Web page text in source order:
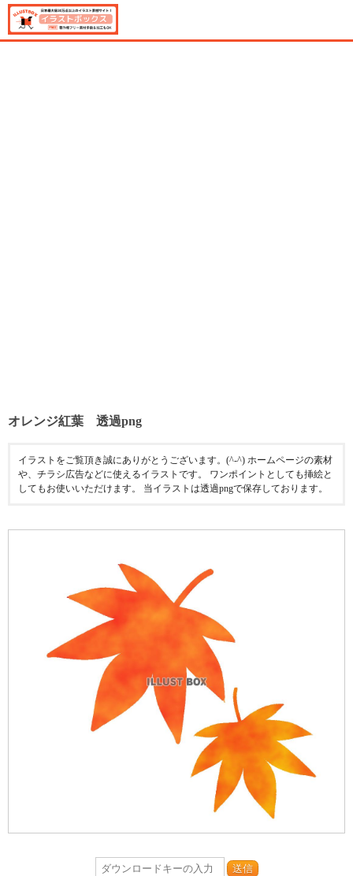
オレンジ紅葉 透過png
イラストをご覧頂き誠にありがとうございます。(^-^) ホームページの素材
や、チラシ広告などに使えるイラストです。 ワンポイントとしても挿絵と
してもお使いいただけます。 当イラストは透過pngで保存しております。
送信